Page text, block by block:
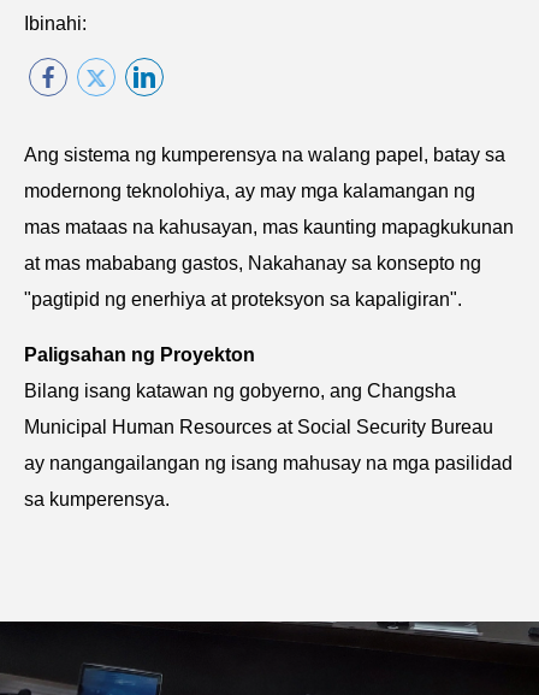
Ibinahi:
Ang sistema ng kumperensya na walang papel, batay sa
modernong teknolohiya, ay may mga kalamangan ng
mas mataas na kahusayan, mas kaunting mapagkukunan
at mas mababang gastos, Nakahanay sa konsepto ng
"pagtipid ng enerhiya at proteksyon sa kapaligiran".
Paligsahan ng Proyekton
Bilang isang katawan ng gobyerno, ang Changsha
Municipal Human Resources at Social Security Bureau
ay nangangailangan ng isang mahusay na mga pasilidad
sa kumperensya.